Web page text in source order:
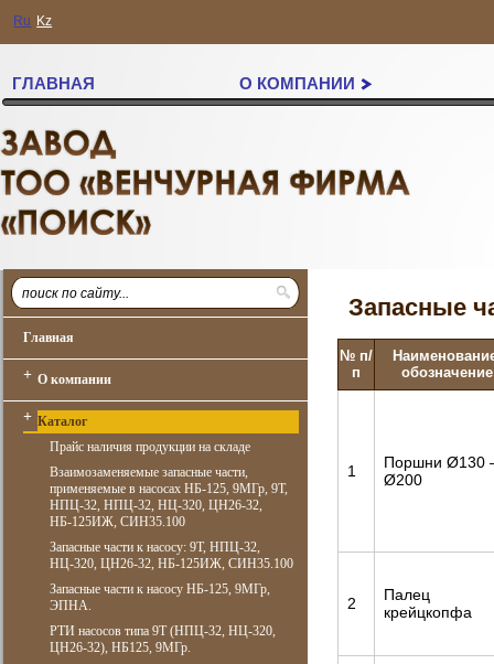
Ru Kz
ГЛАВНАЯ О КОМПАНИИ
Главная
+ О компании
+ Каталог
Прайс наличия продукции на складе
Взаимозаменяемые запасные части,
применяемые в насосах НБ-125, 9МГр, 9Т,
НПЦ-32, НПЦ-32, НЦ-320, ЦН26-32,
НБ-125ИЖ, СИН35.100
Запасные части к насосу: 9Т, НПЦ-32,
НЦ-320, ЦН26-32, НБ-125ИЖ, СИН35.100
Запасные части к насосу НБ-125, 9МГр,
ЭПНА.
РТИ насосов типа 9Т (НПЦ-32, НЦ-320,
ЦН26-32), НБ125, 9МГр.
Запасные
№ п/
п
обозначение
1
Поршни Ø130
Ø200
2
Палец
крейцкопфа